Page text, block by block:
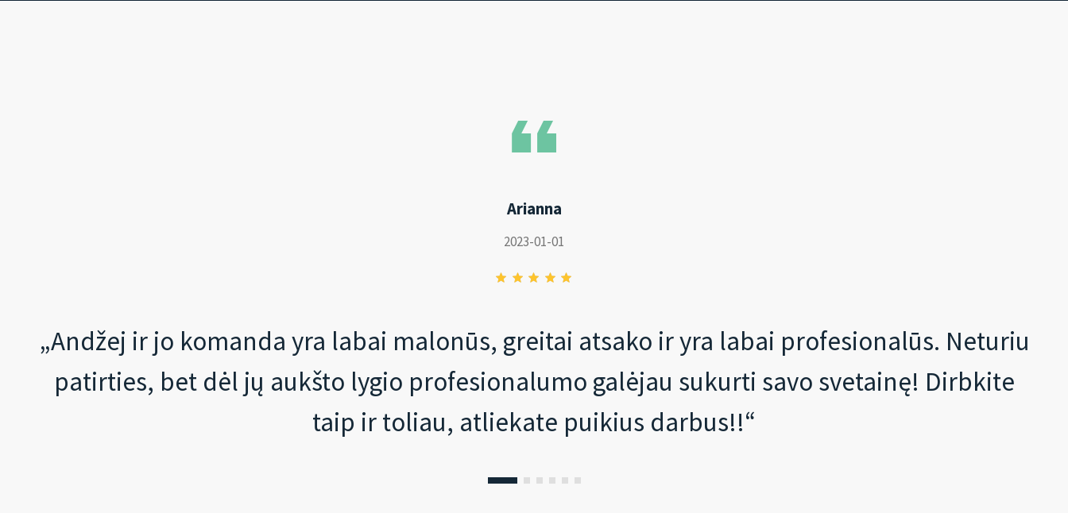
Arianna
2023-01-01
„Andžej ir jo komanda yra labai malonūs, greitai atsako ir yra labai profesionalūs. Neturiu
patirties, bet dėl jų aukšto lygio profesionalumo galėjau sukurti savo svetainę! Dirbkite
taip ir toliau, atliekate puikius darbus!!“